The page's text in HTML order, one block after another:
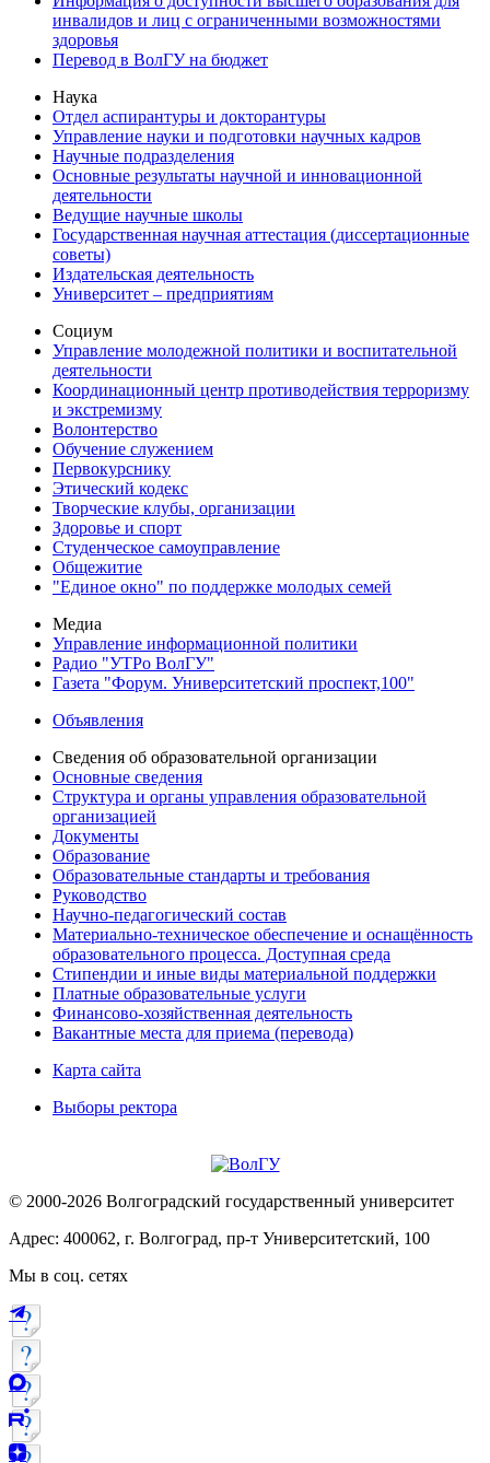
инвалидов и лиц с ограниченными возможностями
здоровья
Перевод в ВолГУ на бюджет
Наука
Отдел аспирантуры и докторантуры
Управление науки и подготовки научных кадров
Научные подразделения
Основные результаты научной и инновационной
деятельности
Ведущие научные школы
Государственная научная аттестация (диссертационные
советы)
Издательская деятельность
Университет – предприятиям
Социум
Управление молодежной политики и воспитательной
деятельности
Координационный центр противодействия терроризму
и экстремизму
Волонтерство
Обучение служением
Первокурснику
Этический кодекс
Творческие клубы, организации
Здоровье и спорт
Студенческое самоуправление
Общежитие
"Единое окно" по поддержке молодых семей
Медиа
Управление информационной политики
Радио "УТРо ВолГУ"
Газета "Форум. Университетский проспект,100"
Объявления
Сведения об образовательной организации
Основные сведения
Структура и органы управления образовательной
организацией
Документы
Образование
Образовательные стандарты и требования
Руководство
Научно-педагогический состав
Материально-техническое обеспечение и оснащённость
образовательного процесса. Доступная среда
Стипендии и иные виды материальной поддержки
Платные образовательные услуги
Финансово-хозяйственная деятельность
Вакантные места для приема (перевода)
Карта сайта
Выборы ректора
© 2000-2026 Волгоградский государственный университет
Адрес: 400062, г. Волгоград, пр-т Университетский, 100
Мы в соц. сетях